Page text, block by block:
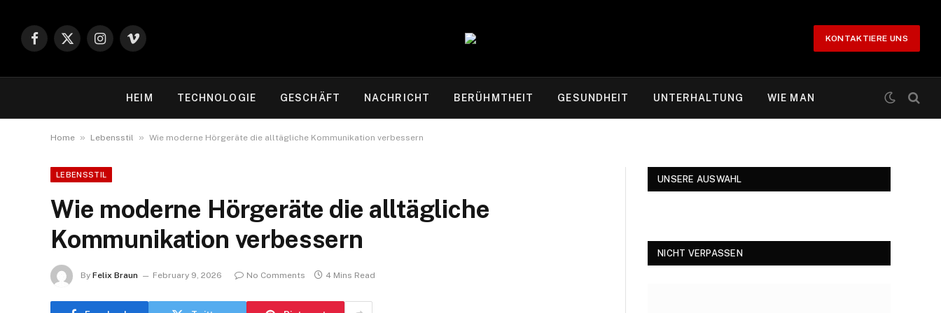
Facebook
X
Instagram
Vimeo
KONTAKTIERE UNS
HEIM TECHNOLOGIE GESCHÄFT NACHRICHT BERÜHMTHEIT GESUNDHEIT UNTERHALTUNG WIE MAN
Home » Lebensstil » Wie moderne Hörgeräte die alltägliche Kommunikation verbessern
LEBENSSTIL
Wie moderne Hörgeräte die alltägliche
Kommunikation verbessern
By Felix Braun February 9, 2026 No Comments 4 Mins Read
UNSERE AUSWAHL
NICHT VERPASSEN